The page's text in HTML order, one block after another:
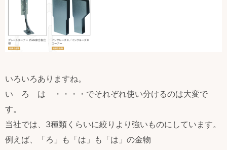
いろいろありますね。
い ろ は ・・・・でそれぞれ使い分けるのは大変で
す。
当社では、3種類くらいに絞りより強いものにしています。
例えば、「ろ」も「は」も「は」の金物